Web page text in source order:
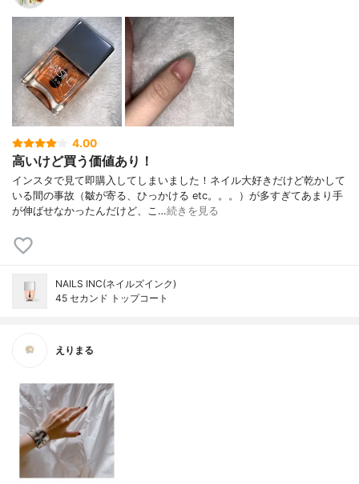
4.00
高いけど買う価値あり！
インスタで見て即購入してしまいました！ネイル大好きだけど乾かして
いる間の事故（皺が寄る、ひっかける etc。。。）が多すぎてあまり手
が伸ばせなかったんだけど、こ…続きを見る
NAILS INC(ネイルズインク)
45 セカンド トップコート
えりまる